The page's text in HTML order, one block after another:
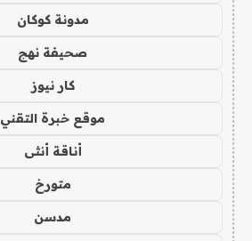
مدونة كوكان
صحيفة نهج
كار نيوز
موقع خبرة التقني
أناقة أنثى
متورخ
مدسن